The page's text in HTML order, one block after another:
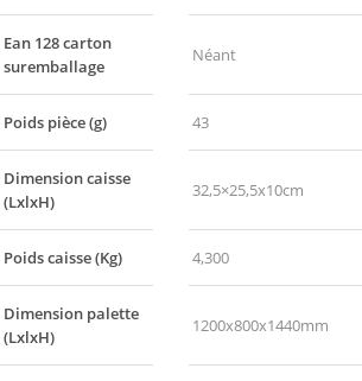
Ean 128 carton
suremballage
Néant
Poids pièce (g) 43
Dimension caisse
(LxlxH)
32,5×25,5x10cm
Poids caisse (Kg) 4,300
Dimension palette
(LxlxH)
1200x800x1440mm